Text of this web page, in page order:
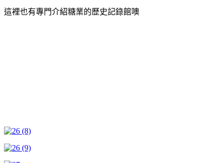
這裡也有專門介紹糖業的歷史記錄館噢